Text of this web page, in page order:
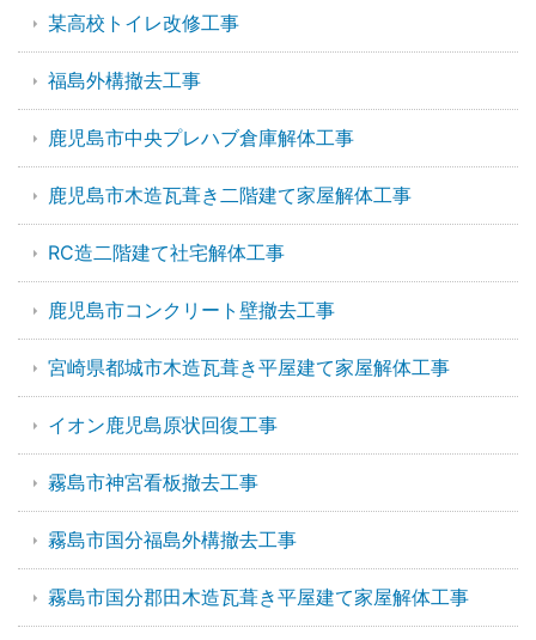
某高校トイレ改修工事
福島外構撤去工事
鹿児島市中央プレハブ倉庫解体工事
鹿児島市木造瓦葺き二階建て家屋解体工事
RC造二階建て社宅解体工事
鹿児島市コンクリート壁撤去工事
宮崎県都城市木造瓦葺き平屋建て家屋解体工事
イオン鹿児島原状回復工事
霧島市神宮看板撤去工事
霧島市国分福島外構撤去工事
霧島市国分郡田木造瓦葺き平屋建て家屋解体工事